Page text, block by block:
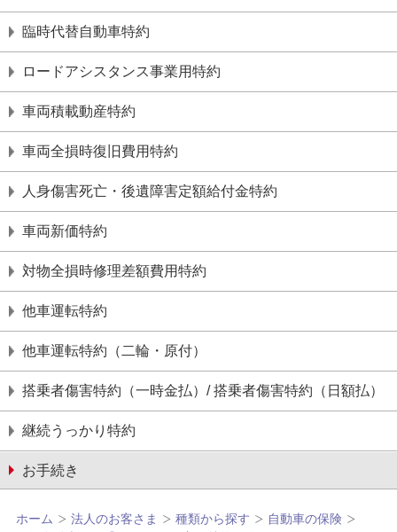
臨時代替⾃動⾞特約
ロードアシスタンス事業⽤特約
⾞両積載動産特約
車両全損時復旧費用特約
⼈⾝傷害死亡・後遺障害定額給付⾦特約
⾞両新価特約
対物全損時修理差額費⽤特約
他⾞運転特約
他⾞運転特約（⼆輪・原付）
搭乗者傷害特約（一時金払）/ 搭乗者傷害特約（日額払）
継続うっかり特約
お手続き
ホーム 法人のお客さま 種類から探す
自動車の保険